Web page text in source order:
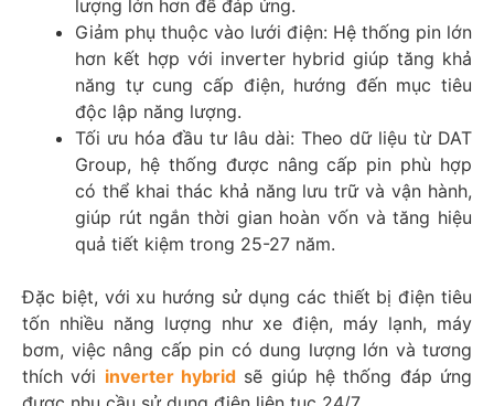
lượng lớn hơn để đáp ứng.
Giảm phụ thuộc vào lưới điện: Hệ thống pin lớn
hơn kết hợp với inverter hybrid giúp tăng khả
năng tự cung cấp điện, hướng đến mục tiêu
độc lập năng lượng.
Tối ưu hóa đầu tư lâu dài: Theo dữ liệu từ DAT
Group, hệ thống được nâng cấp pin phù hợp
có thể khai thác khả năng lưu trữ và vận hành,
giúp rút ngắn thời gian hoàn vốn và tăng hiệu
quả tiết kiệm trong 25-27 năm.
Đặc biệt, với xu hướng sử dụng các thiết bị điện tiêu
tốn nhiều năng lượng như xe điện, máy lạnh, máy
bơm, việc nâng cấp pin có dung lượng lớn và tương
thích với inverter hybrid sẽ giúp hệ thống đáp ứng